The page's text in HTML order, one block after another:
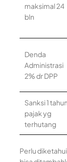
maksimal 24
bln
Denda
Administrasi
2% dr DPP
Sanksi 1 tahun
pajak yg
terhutang
Perlu